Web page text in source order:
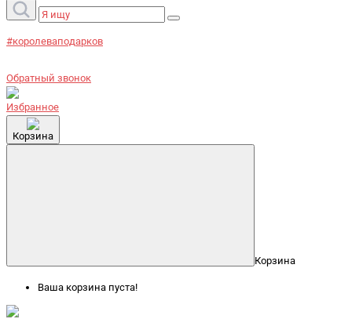
#королеваподарков
Обратный звонок
Избранное
Корзина
Корзина
Ваша корзина пуста!